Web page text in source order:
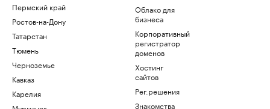
Пермский край
Ростов-на-Дону
Татарстан
Тюмень
Черноземье
Кавказ
Карелия
Облако для
бизнеса
Корпоративный
регистратор
доменов
Хостинг
сайтов
Рег.решения
Знакомства